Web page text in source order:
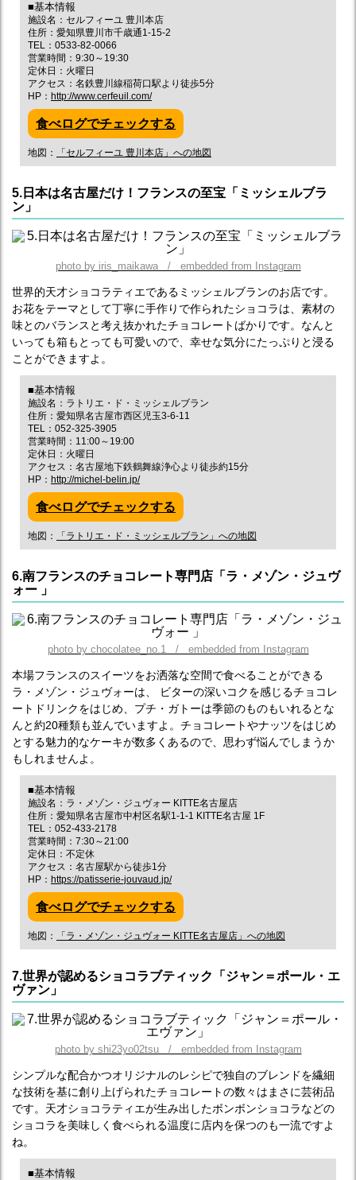
■基本情報
施設名：セルフィーユ 豊川本店
住所：愛知県豊川市千歳通1-15-2
TEL：0533-82-0066
営業時間：9:30～19:30
定休日：火曜日
アクセス：名鉄豊川線稲荷口駅より徒歩5分
HP： http://www.cerfeuil.com/
食べログでチェックする
地図： 「セルフィーユ 豊川本店」への地図
5.日本は名古屋だけ！フランスの至宝「ミッシェルブラ
ン」
photo by iris_maikawa / embedded from Instagram
世界的天才ショコラティエであるミッシェルブランのお店です。
お花をテーマとして丁寧に手作りで作られたショコラは、素材の
味とのバランスと考え抜かれたチョコレートばかりです。なんと
いっても箱もとっても可愛いので、幸せな気分にたっぷりと浸る
ことができますよ。
■基本情報
施設名：ラトリエ・ド・ミッシェルブラン
住所：愛知県名古屋市西区児玉3-6-11
TEL：052-325-3905
営業時間：11:00～19:00
定休日：火曜日
アクセス：名古屋地下鉄鶴舞線浄心より徒歩約15分
HP： http://michel-belin.jp/
食べログでチェックする
地図： 「ラトリエ・ド・ミッシェルブラン」への地図
6.南フランスのチョコレート専門店「ラ・メゾン・ジュヴ
ォー 」
photo by chocolatee_no.1 / embedded from Instagram
本場フランスのスイーツをお洒落な空間で食べることができる
ラ・メゾン・ジュヴォーは、 ビターの深いコクを感じるチョコレ
ートドリンクをはじめ、プチ・ガトーは季節のものもいれるとな
んと約20種類も並んでいますよ。チョコレートやナッツをはじめ
とする魅力的なケーキが数多くあるので、思わず悩んでしまうか
もしれませんよ。
■基本情報
施設名：ラ・メゾン・ジュヴォー KITTE名古屋店
住所：愛知県名古屋市中村区名駅1-1-1 KITTE名古屋 1F
TEL：052-433-2178
営業時間：7:30～21:00
定休日：不定休
アクセス：名古屋駅から徒歩1分
HP： https://patisserie-jouvaud.jp/
食べログでチェックする
地図： 「ラ・メゾン・ジュヴォー KITTE名古屋店」への地図
7.世界が認めるショコラブティック「ジャン＝ポール・エ
ヴァン」
photo by shi23yo02tsu / embedded from Instagram
シンプルな配合かつオリジナルのレシピで独自のブレンドを繊細
な技術を基に創り上げられたチョコレートの数々はまさに芸術品
です。天才ショコラティエが生み出したボンボンショコラなどの
ショコラを美味しく食べられる温度に店内を保つのも一流ですよ
ね。
■基本情報